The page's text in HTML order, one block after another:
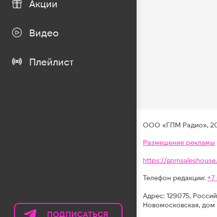
Акции
Видео
Плейлист
ПОДПИСАТЬСЯ
ООО «ГПМ Радио»,
Размещение рекламы
https://
Телефон редакции:+7
Адрес: 129075,
Новомосковская, дом